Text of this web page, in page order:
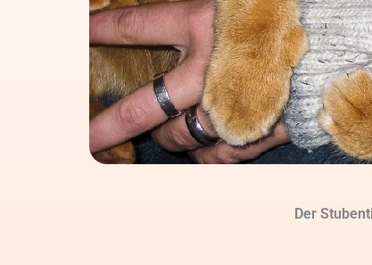
Der